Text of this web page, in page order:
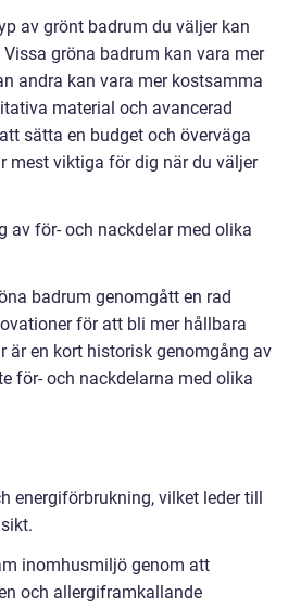
av grönt badrum du väljer kan
gröna badrum kan vara mer
andra kan vara mer kostsamma
material och avancerad
sätta en budget och överväga
mest viktiga för dig när du väljer
av för- och nackdelar med olika
badrum genomgått en rad
för att bli mer hållbara
är en kort historisk genomgång av
för- och nackdelarna med olika
energiförbrukning, vilket leder till
inomhusmiljö genom att
och allergiframkallande